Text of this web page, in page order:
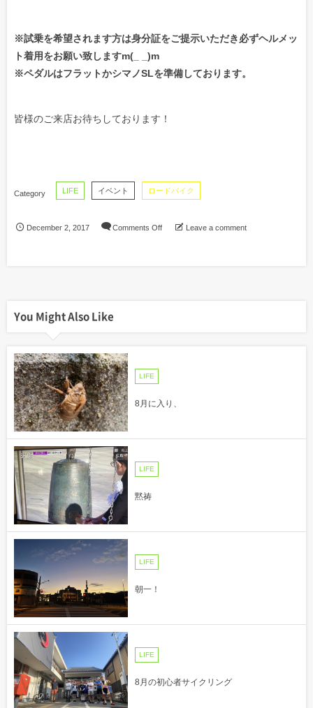
※試乗を希望されます方は身分証をご提示いただき必ずヘルメッ
ト着用をお願い致しますm(_ _)m
※ペダルはフラットかシマノSLを準備しております。
皆様のご来店お待ちしております！
LIFE イベント ロードバイク
December 2 ,2017 Comments Off Leave a comment
You Might Also Like
LIFE
8月に入り、
LIFE
黙祷
LIFE
朝一！
LIFE
8月の初心者サイクリング